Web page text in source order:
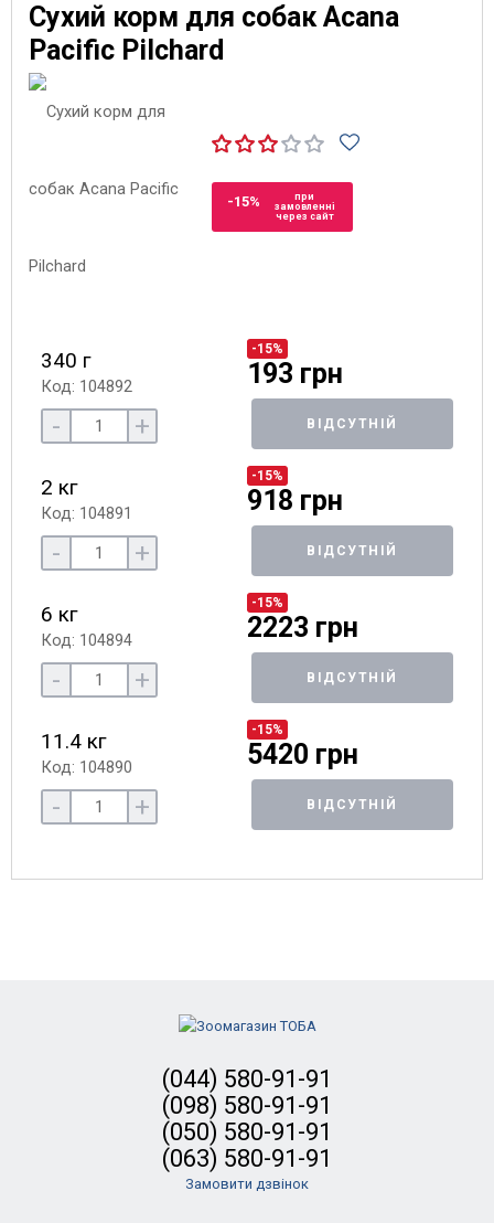
Сухий корм для собак Acana
Pacific Pilchard
-15%
при
замовленні
через сайт
340 г
Код: 104892
-15%
193 грн
- + ВІДСУТНІЙ
2 кг
Код: 104891
-15%
918 грн
- + ВІДСУТНІЙ
6 кг
Код: 104894
-15%
2223 грн
- + ВІДСУТНІЙ
11.4 кг
Код: 104890
-15%
5420 грн
- + ВІДСУТНІЙ
(044) 580-91-91
(098) 580-91-91
(050) 580-91-91
(063) 580-91-91
Замовити дзвінок